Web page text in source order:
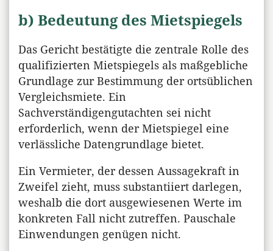
b) Bedeutung des Mietspiegels
Das Gericht bestätigte die zentrale Rolle des
qualifizierten Mietspiegels als maßgebliche
Grundlage zur Bestimmung der ortsüblichen
Vergleichsmiete. Ein
Sachverständigengutachten sei nicht
erforderlich, wenn der Mietspiegel eine
verlässliche Datengrundlage bietet.
Ein Vermieter, der dessen Aussagekraft in
Zweifel zieht, muss substantiiert darlegen,
weshalb die dort ausgewiesenen Werte im
konkreten Fall nicht zutreffen. Pauschale
Einwendungen genügen nicht.